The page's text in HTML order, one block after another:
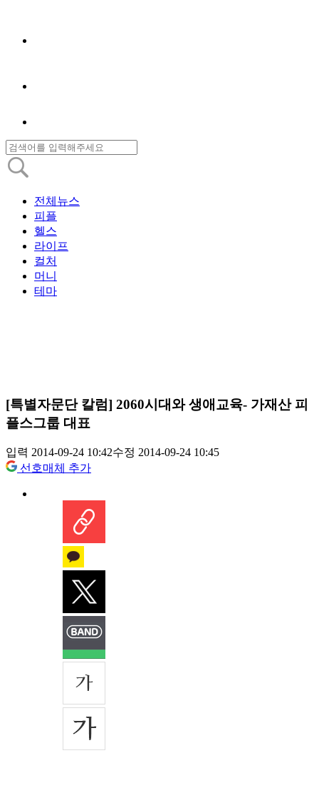
전체뉴스
피플
헬스
라이프
컬처
머니
테마
[특별자문단 칼럼] 2060시대와 생애교육- 가재산 피
플스그룹 대표
입력 2014-09-24 10:42수정 2014-09-24 10:45
선호매체 추가